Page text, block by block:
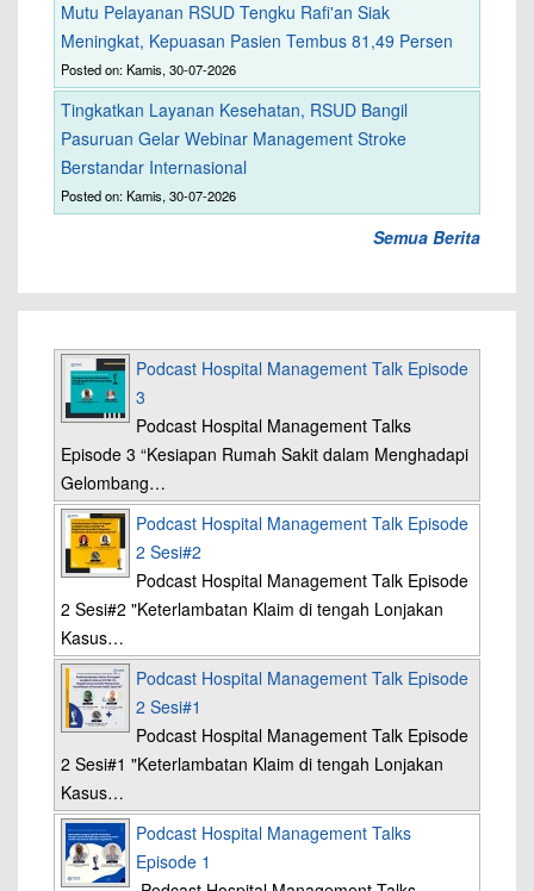
Mutu Pelayanan RSUD Tengku Rafi'an Siak
Meningkat, Kepuasan Pasien Tembus 81,49 Persen
Posted on: Kamis, 30-07-2026
Tingkatkan Layanan Kesehatan, RSUD Bangil
Pasuruan Gelar Webinar Management Stroke
Berstandar Internasional
Posted on: Kamis, 30-07-2026
Semua Berita
Podcast Hospital Management Talk Episode
3
Podcast Hospital Management Talks
Episode 3 “Kesiapan Rumah Sakit dalam Menghadapi
Gelombang…
Podcast Hospital Management Talk Episode
2 Sesi#2
Podcast Hospital Management Talk Episode
2 Sesi#2 "Keterlambatan Klaim di tengah Lonjakan
Kasus…
Podcast Hospital Management Talk Episode
2 Sesi#1
Podcast Hospital Management Talk Episode
2 Sesi#1 "Keterlambatan Klaim di tengah Lonjakan
Kasus…
Podcast Hospital Management Talks
Episode 1